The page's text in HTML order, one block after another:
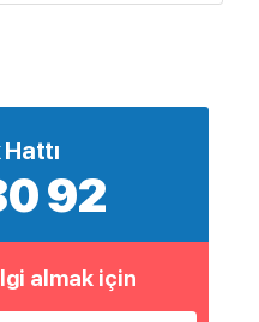
92
almak için